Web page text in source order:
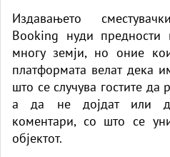
Издавањето
Booking нуди предности
многу земји, но оние
платформата велат дека
што се случува гостите да
а да не дојдат или да
коментари, со што се
објектот.